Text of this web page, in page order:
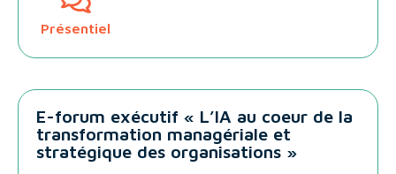
Présentiel
E-forum exécutif « L’IA au coeur de la
transformation managériale et
stratégique des organisations »